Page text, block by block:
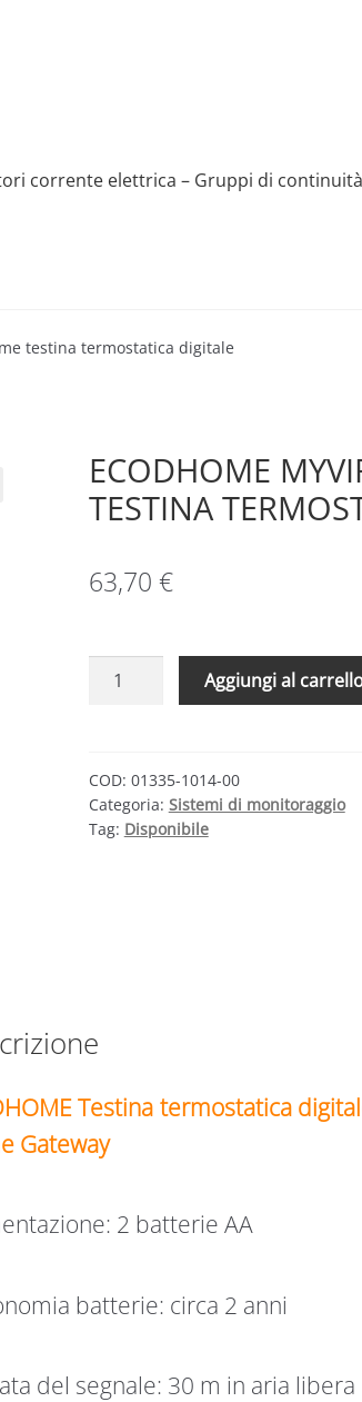
corrente elettrica – Gruppi di continuità
Sample Page Shop
testina termostatica digitale
ECODHOME
TESTINA
63,70 €
ECODHOME
TERMOSTATICA
DIGITALE
quantità
Aggiungi al
COD: 01335-1014-00
Categoria: Sistemi di monitoraggio
Tag: Disponibile
Testina termostatica
Gateway
2 batterie AA
batterie: circa 2 anni
del segnale: 30 m in aria libera